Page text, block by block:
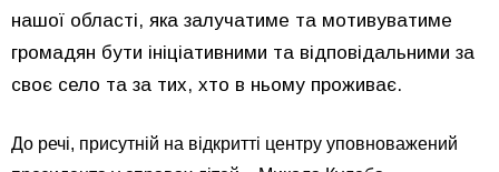
нашої області, яка залучатиме та мотивуватиме
громадян бути ініціативними та відповідальними за
своє село та за тих, хто в ньому проживає.
До речі, присутній на відкритті центру уповноважений